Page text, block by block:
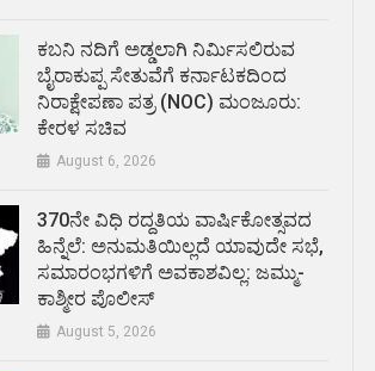
ಕಬನಿ ನದಿಗೆ ಅಡ್ಡಲಾಗಿ ನಿರ್ಮಿಸಲಿರುವ
ಬೈರಾಕುಪ್ಪ ಸೇತುವೆಗೆ ಕರ್ನಾಟಕದಿಂದ
ನಿರಾಕ್ಷೇಪಣಾ ಪತ್ರ (NOC) ಮಂಜೂರು:
ಕೇರಳ ಸಚಿವ
August 6, 2026
370ನೇ ವಿಧಿ ರದ್ದತಿಯ ವಾರ್ಷಿಕೋತ್ಸವದ
ಹಿನ್ನೆಲೆ: ಅನುಮತಿಯಿಲ್ಲದೆ ಯಾವುದೇ ಸಭೆ,
ಸಮಾರಂಭಗಳಿಗೆ ಅವಕಾಶವಿಲ್ಲ: ಜಮ್ಮು-
ಕಾಶ್ಮೀರ ಪೊಲೀಸ್
August 5, 2026